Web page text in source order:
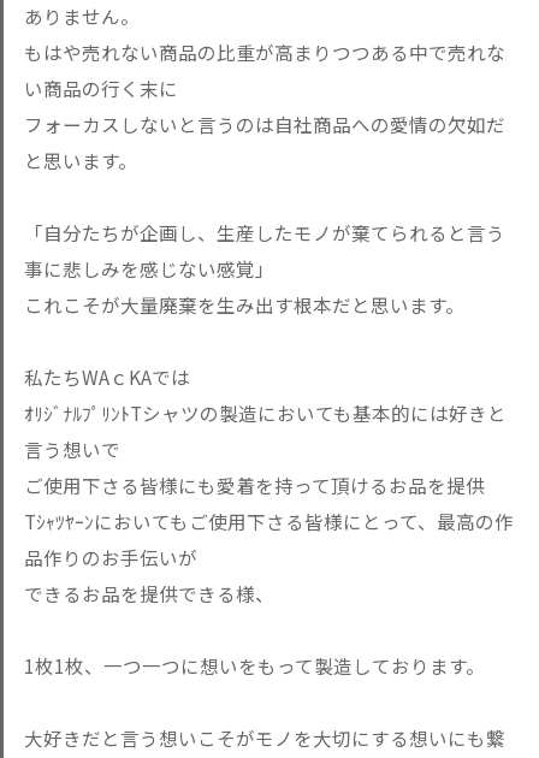
ありません。
もはや売れない商品の比重が高まりつつある中で売れな
い商品の行く末に
フォーカスしないと言うのは自社商品への愛情の欠如だ
と思います。
「自分たちが企画し、生産したモノが棄てられると言う
事に悲しみを感じない感覚」
これこそが大量廃棄を生み出す根本だと思います。
私たちWAｃKAでは
ｵﾘｼﾞﾅﾙﾌﾟﾘﾝﾄTシャツの製造においても基本的には好きと
言う想いで
ご使用下さる皆様にも愛着を持って頂けるお品を提供
Tｼｬﾂﾔｰﾝにおいてもご使用下さる皆様にとって、最高の作
品作りのお手伝いが
できるお品を提供できる様、
1枚1枚、一つ一つに想いをもって製造しております。
大好きだと言う想いこそがモノを大切にする想いにも繋